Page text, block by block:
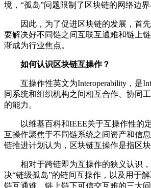
境，“孤岛”问题限制了区块链的网络边
因此，为了促进区块链的发展，首
要解决好不同链之间互联互通难和链上
渐成为行业焦点。
如何认识区块链互操作？
互操作性英文为Interoperability，是
同系统和组织机构之间相互合作、协同
的能力。
以维基百科和IEEE关于互操作性的
互操作聚焦于不同链系统之间资产和信
链推进计划认为，区块链互操作是指区
相对于跨链即为互操作的狭义认识
决“链级孤岛”的链间互操作，以及用于
链互通难、链上链下可信交互难的三大